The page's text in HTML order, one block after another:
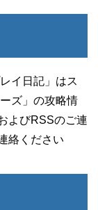
イ日記」はス
ズ」の攻略情
よびRSSのご連
絡ください